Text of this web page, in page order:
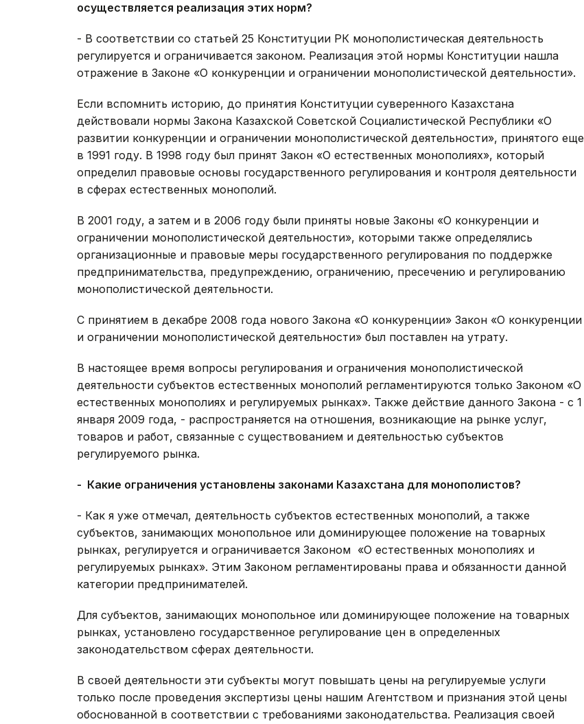
осуществляется реализация этих норм?
- В соответствии со статьей 25 Конституции РК монополистическая деятельность
регулируется и ограничивается законом. Реализация этой нормы Конституции нашла
отражение в Законе «О конкуренции и ограничении монополистической деятельности».
Если вспомнить историю, до принятия Конституции суверенного Казахстана
действовали нормы Закона Казахской Советской Социалистической Республики «О
развитии конкуренции и ограничении монополистической деятельности», принятого еще
в 1991 году. В 1998 году был принят Закон «О естественных монополиях», который
определил правовые основы государственного регулирования и контроля деятельности
в сферах естественных монополий.
В 2001 году, а затем и в 2006 году были приняты новые Законы «О конкуренции и
ограничении монополистической деятельности», которыми также определялись
организационные и правовые меры государственного регулирования по поддержке
предпринимательства, предупреждению, ограничению, пресечению и регулированию
монополистической деятельности.
С принятием в декабре 2008 года нового Закона «О конкуренции» Закон «О конкуренции
и ограничении монополистической деятельности» был поставлен на утрату.
В настоящее время вопросы регулирования и ограничения монополистической
деятельности субъектов естественных монополий регламентируются только Законом «О
естественных монополиях и регулируемых рынках». Также действие данного Закона - с 1
января 2009 года, - распространяется на отношения, возникающие на рынке услуг,
товаров и работ, связанные с существованием и деятельностью субъектов
регулируемого рынка.
- Какие ограничения установлены законами Казахстана для монополистов?
- Как я уже отмечал, деятельность субъектов естественных монополий, а также
субъектов, занимающих монопольное или доминирующее положение на товарных
рынках, регулируется и ограничивается Законом «О естественных монополиях и
регулируемых рынках». Этим Законом регламентированы права и обязанности данной
категории предпринимателей.
Для субъектов, занимающих монопольное или доминирующее положение на товарных
рынках, установлено государственное регулирование цен в определенных
законодательством сферах деятельности.
В своей деятельности эти субъекты могут повышать цены на регулируемые услуги
только после проведения экспертизы цены нашим Агентством и признания этой цены
обоснованной в соответствии с требованиями законодательства. Реализация своей